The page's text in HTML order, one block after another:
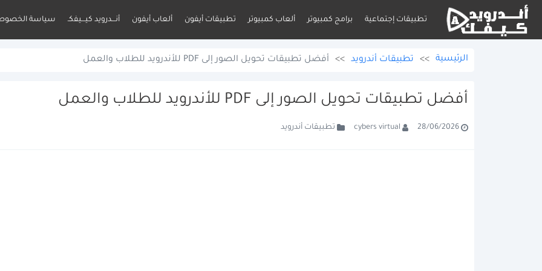
تطبيقات إجتماعية برامج كمبيوتر ألعاب كمبيوتر تطبيقات أيفون ألعاب أيفون أنـــدرويد كيـــيفكـ سياسة
الرئيسية >> تطبيقات أندرويد >> أفضل تطبيقات تحويل الصور إلى PDF للأندرويد للطلاب والعمل
أفضل تطبيقات تحويل الصور إلى PDF للأندرويد للطلاب والعمل
28/06/2026
cybers virtual تطبيقات أندرويد